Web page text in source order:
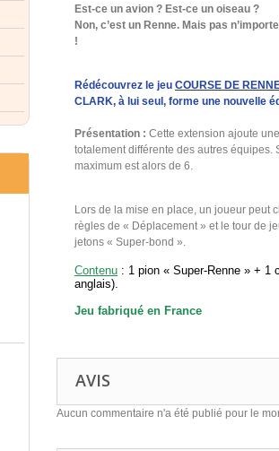
Est-ce un avion ? Est-ce un oiseau ?
Non, c’est un Renne. Mais pas
!
Rédécouvrez le jeuCOURSE DE
CLARK, à lui seul, forme une nouvelle
Présentation :Cette extension ajoute
totalement différente des autres équipes.
maximum est alors de 6.
Lors de la mise en place, un joueur peut
règles de « Déplacement» et le tour de
jetons «Super-bond ».
Contenu : 1 pion «Super-Renne » + 1
anglais).
Jeu fabriqué en France
AVIS
Aucun commentaire n'a été publié pour le